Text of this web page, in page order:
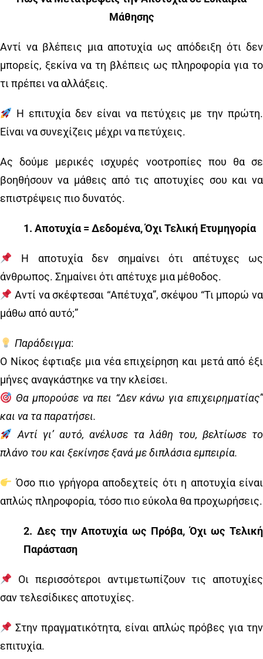
Μάθησης
Αντί να βλέπεις μια αποτυχία ως απόδειξη ότι δεν
μπορείς, ξεκίνα να τη βλέπεις ως πληροφορία για το
τι πρέπει να αλλάξεις.
Η επιτυχία δεν είναι να πετύχεις με την πρώτη.
Είναι να συνεχίζεις μέχρι να πετύχεις.
Ας δούμε μερικές ισχυρές νοοτροπίες που θα σε
βοηθήσουν να μάθεις από τις αποτυχίες σου και να
επιστρέψεις πιο δυνατός.
1️. Αποτυχία = Δεδομένα, Όχι Τελική Ετυμηγορία
Η αποτυχία δεν σημαίνει ότι απέτυχες ως
άνθρωπος. Σημαίνει ότι απέτυχε μια μέθοδος.
Αντί να σκέφτεσαι “Απέτυχα”, σκέψου “Τι μπορώ να
μάθω από αυτό;”
Παράδειγμα:
Ο Νίκος έφτιαξε μια νέα επιχείρηση και μετά από έξι
μήνες αναγκάστηκε να την κλείσει.
Θα μπορούσε να πει “Δεν κάνω για επιχειρηματίας”
και να τα παρατήσει.
Αντί γι’ αυτό, ανέλυσε τα λάθη του, βελτίωσε το
πλάνο του και ξεκίνησε ξανά με διπλάσια εμπειρία.
Όσο πιο γρήγορα αποδεχτείς ότι η αποτυχία είναι
απλώς πληροφορία, τόσο πιο εύκολα θα προχωρήσεις.
2️. Δες την Αποτυχία ως Πρόβα, Όχι ως Τελική
Παράσταση
Οι περισσότεροι αντιμετωπίζουν τις αποτυχίες
σαν τελεσίδικες αποτυχίες.
Στην πραγματικότητα, είναι απλώς πρόβες για την
επιτυχία.